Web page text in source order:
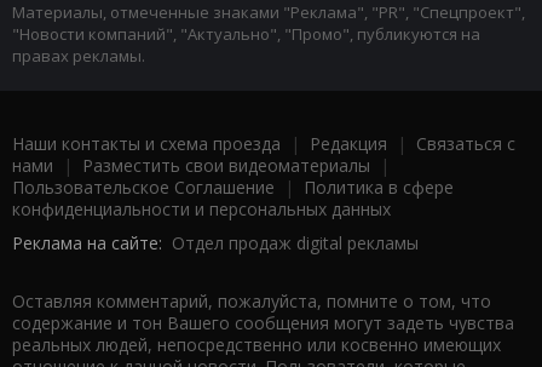
Материалы, отмеченные знаками "Реклама", "PR", "Спецпроект",
"Новости компаний", "Актуально", "Промо", публикуются на
правах рекламы.
Наши контакты и схема проезда | Редакция | Связаться с
нами | Разместить свои видеоматериалы |
Пользовательское Соглашение |
Политика в сфере
конфиденциальности и персональных данных
Реклама на сайте: Отдел продаж digital рекламы
Оставляя комментарий, пожалуйста, помните о том, что
содержание и тон Вашего сообщения могут задеть чувства
реальных людей, непосредственно или косвенно имеющих